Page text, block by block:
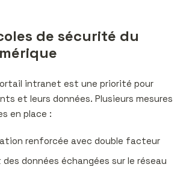
de sécurité du
intranet est une priorité pour
et leurs données. Plusieurs mesures
en place :
renforcée avec double facteur
données échangées sur le réseau